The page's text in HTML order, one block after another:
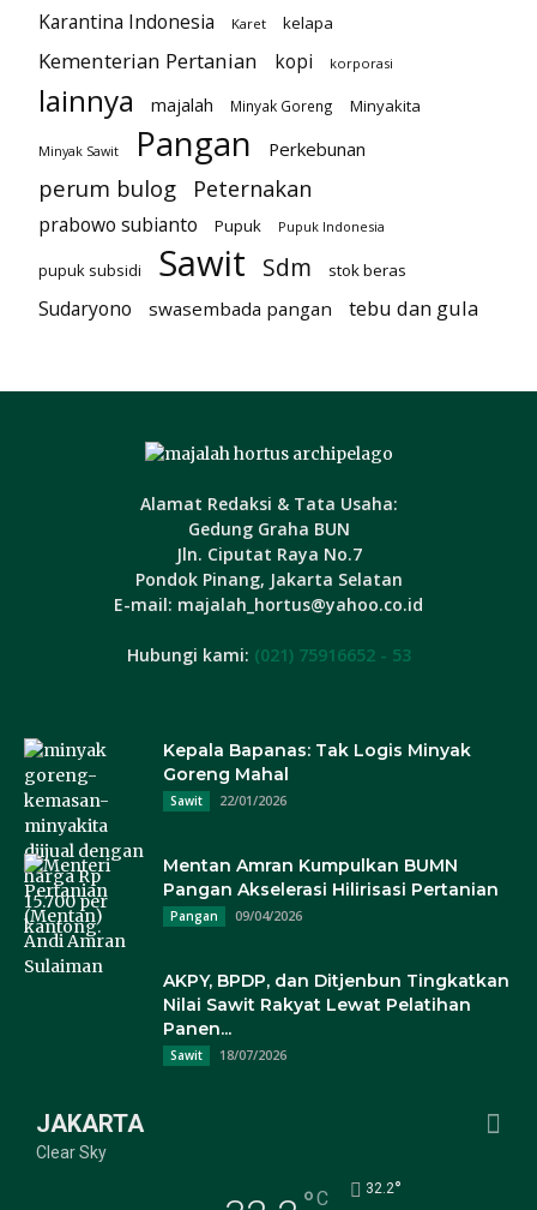
Karantina Indonesia Karet kelapa
Kementerian Pertanian kopi korporasi
lainnya majalah Minyak Goreng Minyakita
Minyak Sawit Pangan Perkebunan
perum bulog Peternakan
prabowo subianto Pupuk Pupuk Indonesia
pupuk subsidi Sawit Sdm stok beras
Sudaryono swasembada pangan tebu dan gula
Alamat Redaksi & Tata Usaha:
Gedung Graha BUN
Jln. Ciputat Raya No.7
Pondok Pinang, Jakarta Selatan
E-mail: majalah_hortus@yahoo.co.id
Hubungi kami: (021) 75916652 - 53
Kepala Bapanas: Tak Logis Minyak
Goreng Mahal
Sawit 22/01/2026
Mentan Amran Kumpulkan BUMN
Pangan Akselerasi Hilirisasi Pertanian
Pangan 09/04/2026
AKPY, BPDP, dan Ditjenbun Tingkatkan
Nilai Sawit Rakyat Lewat Pelatihan
Panen...
Sawit 18/07/2026
JAKARTA
Clear Sky
C 32.2°